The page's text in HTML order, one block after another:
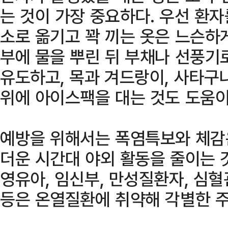
는 것이 가장 중요하다. 우선 환
소로 옮기고 꽉 끼는 옷은 느슨
부에 물을 뿌린 뒤 부채나 선풍
유도하고, 목과 겨드랑이, 사타
위에 아이스팩을 대는 것도 도움
예방을 위해서는 폭염특보와 체
더운 시간대 야외 활동을 줄이는
영유아, 임신부, 만성질환자, 심혈
등은 온열질환에 취약해 각별한